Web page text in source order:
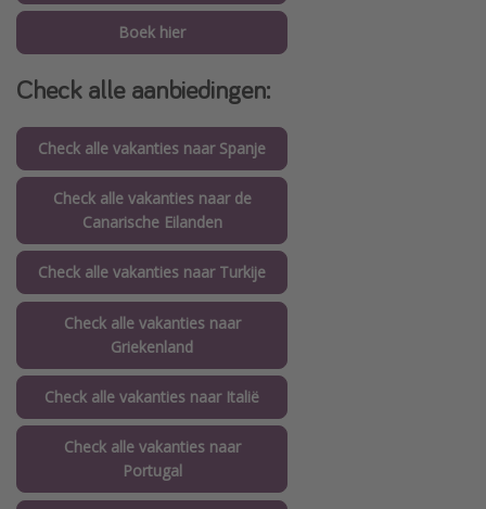
Boek hier
Check alle aanbiedingen:
Check alle vakanties naar Spanje
Check alle vakanties naar de
Canarische Eilanden
Check alle vakanties naar Turkije
Check alle vakanties naar
Griekenland
Check alle vakanties naar Italië
Check alle vakanties naar
Portugal